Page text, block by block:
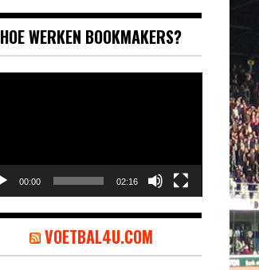
HOE WERKEN BOOKMAKERS?
00:00 02:16
VOETBAL4U.COM